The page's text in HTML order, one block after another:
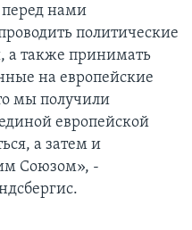
нами
политические
а также принимать
на европейские
мы получили
европейской
а затем и
Союзом», -